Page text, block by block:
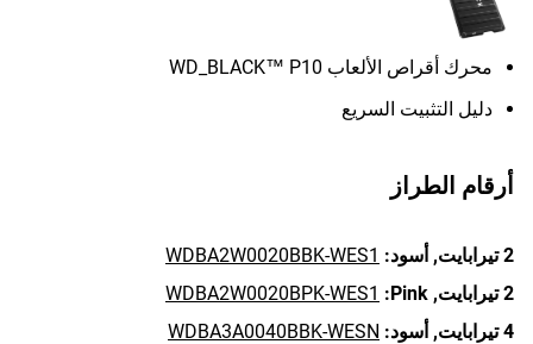
محرك أقراص الألعاب WD_BLACK™ P10
دليل التثبيت السريع
أرقام الطراز
2 تيرابايت, أسود: WDBA2W0020BBK-WES1
2 تيرابايت,
Pink:
WDBA2W0020BPK-WES1
4 تيرابايت,
أسود: WDBA3A0040BBK-WESN